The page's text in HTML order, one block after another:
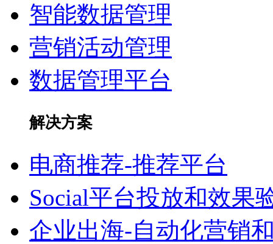
智能数据管理
营销活动管理
数据管理平台
解决方案
电商推荐-推荐平台
Social平台投放和效果
企业出海-自动化营销